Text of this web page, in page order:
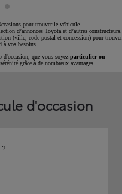
pour trouver le véhicule
d’annonces Toyota et d’autres constructeurs.
(ville, code postal et concession) pour trouver
à vos besoins.
d'occasion, que vous soyez particulier ou
grâce à de nombreux avantages.
d'occasion